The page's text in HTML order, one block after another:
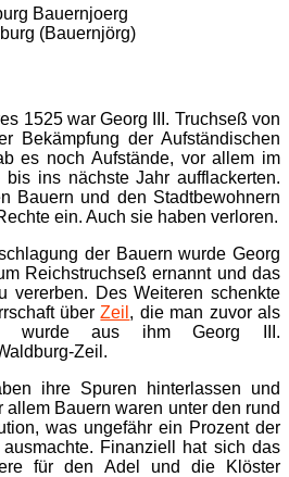
(Bauernjörg)
1525 war Georg III. Truchseß von
Bekämpfung der Aufständischen
es noch Aufstände, vor allem im
bis ins nächste Jahr aufflackerten.
Bauern und den Stadtbewohnern
ein. Auch sie haben verloren.
der Bauern wurde Georg
Reichstruchseß ernannt und das
vererben. Des Weiteren schenkte
überZeil , die man zuvor als
wurde aus ihm Georg III.
Zeil.
ihre Spuren hinterlassen und
allem Bauern waren unter den rund
was ungefähr ein Prozent der
Finanziell hat sich das
für den Adel und die Klöster